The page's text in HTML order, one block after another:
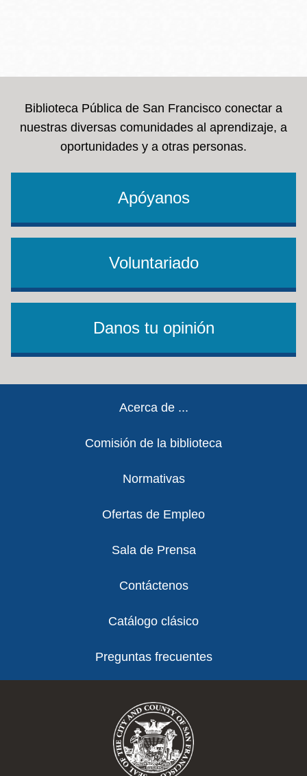
Biblioteca Pública de San Francisco conectar a
nuestras diversas comunidades al aprendizaje, a
oportunidades y a otras personas.
Apóyanos
Voluntariado
Danos tu opinión
Acerca de ...
Comisión de la biblioteca
Normativas
Ofertas de Empleo
Sala de Prensa
Contáctenos
Catálogo clásico
Preguntas frecuentes